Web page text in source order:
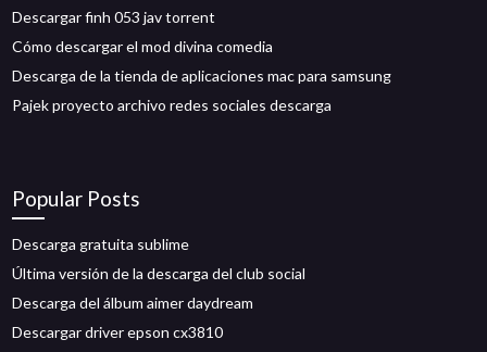
Descargar finh 053 jav torrent
Cómo descargar el mod divina comedia
Descarga de la tienda de aplicaciones mac para samsung
Pajek proyecto archivo redes sociales descarga
Popular Posts
Descarga gratuita sublime
Última versión de la descarga del club social
Descarga del álbum aimer daydream
Descargar driver epson cx3810